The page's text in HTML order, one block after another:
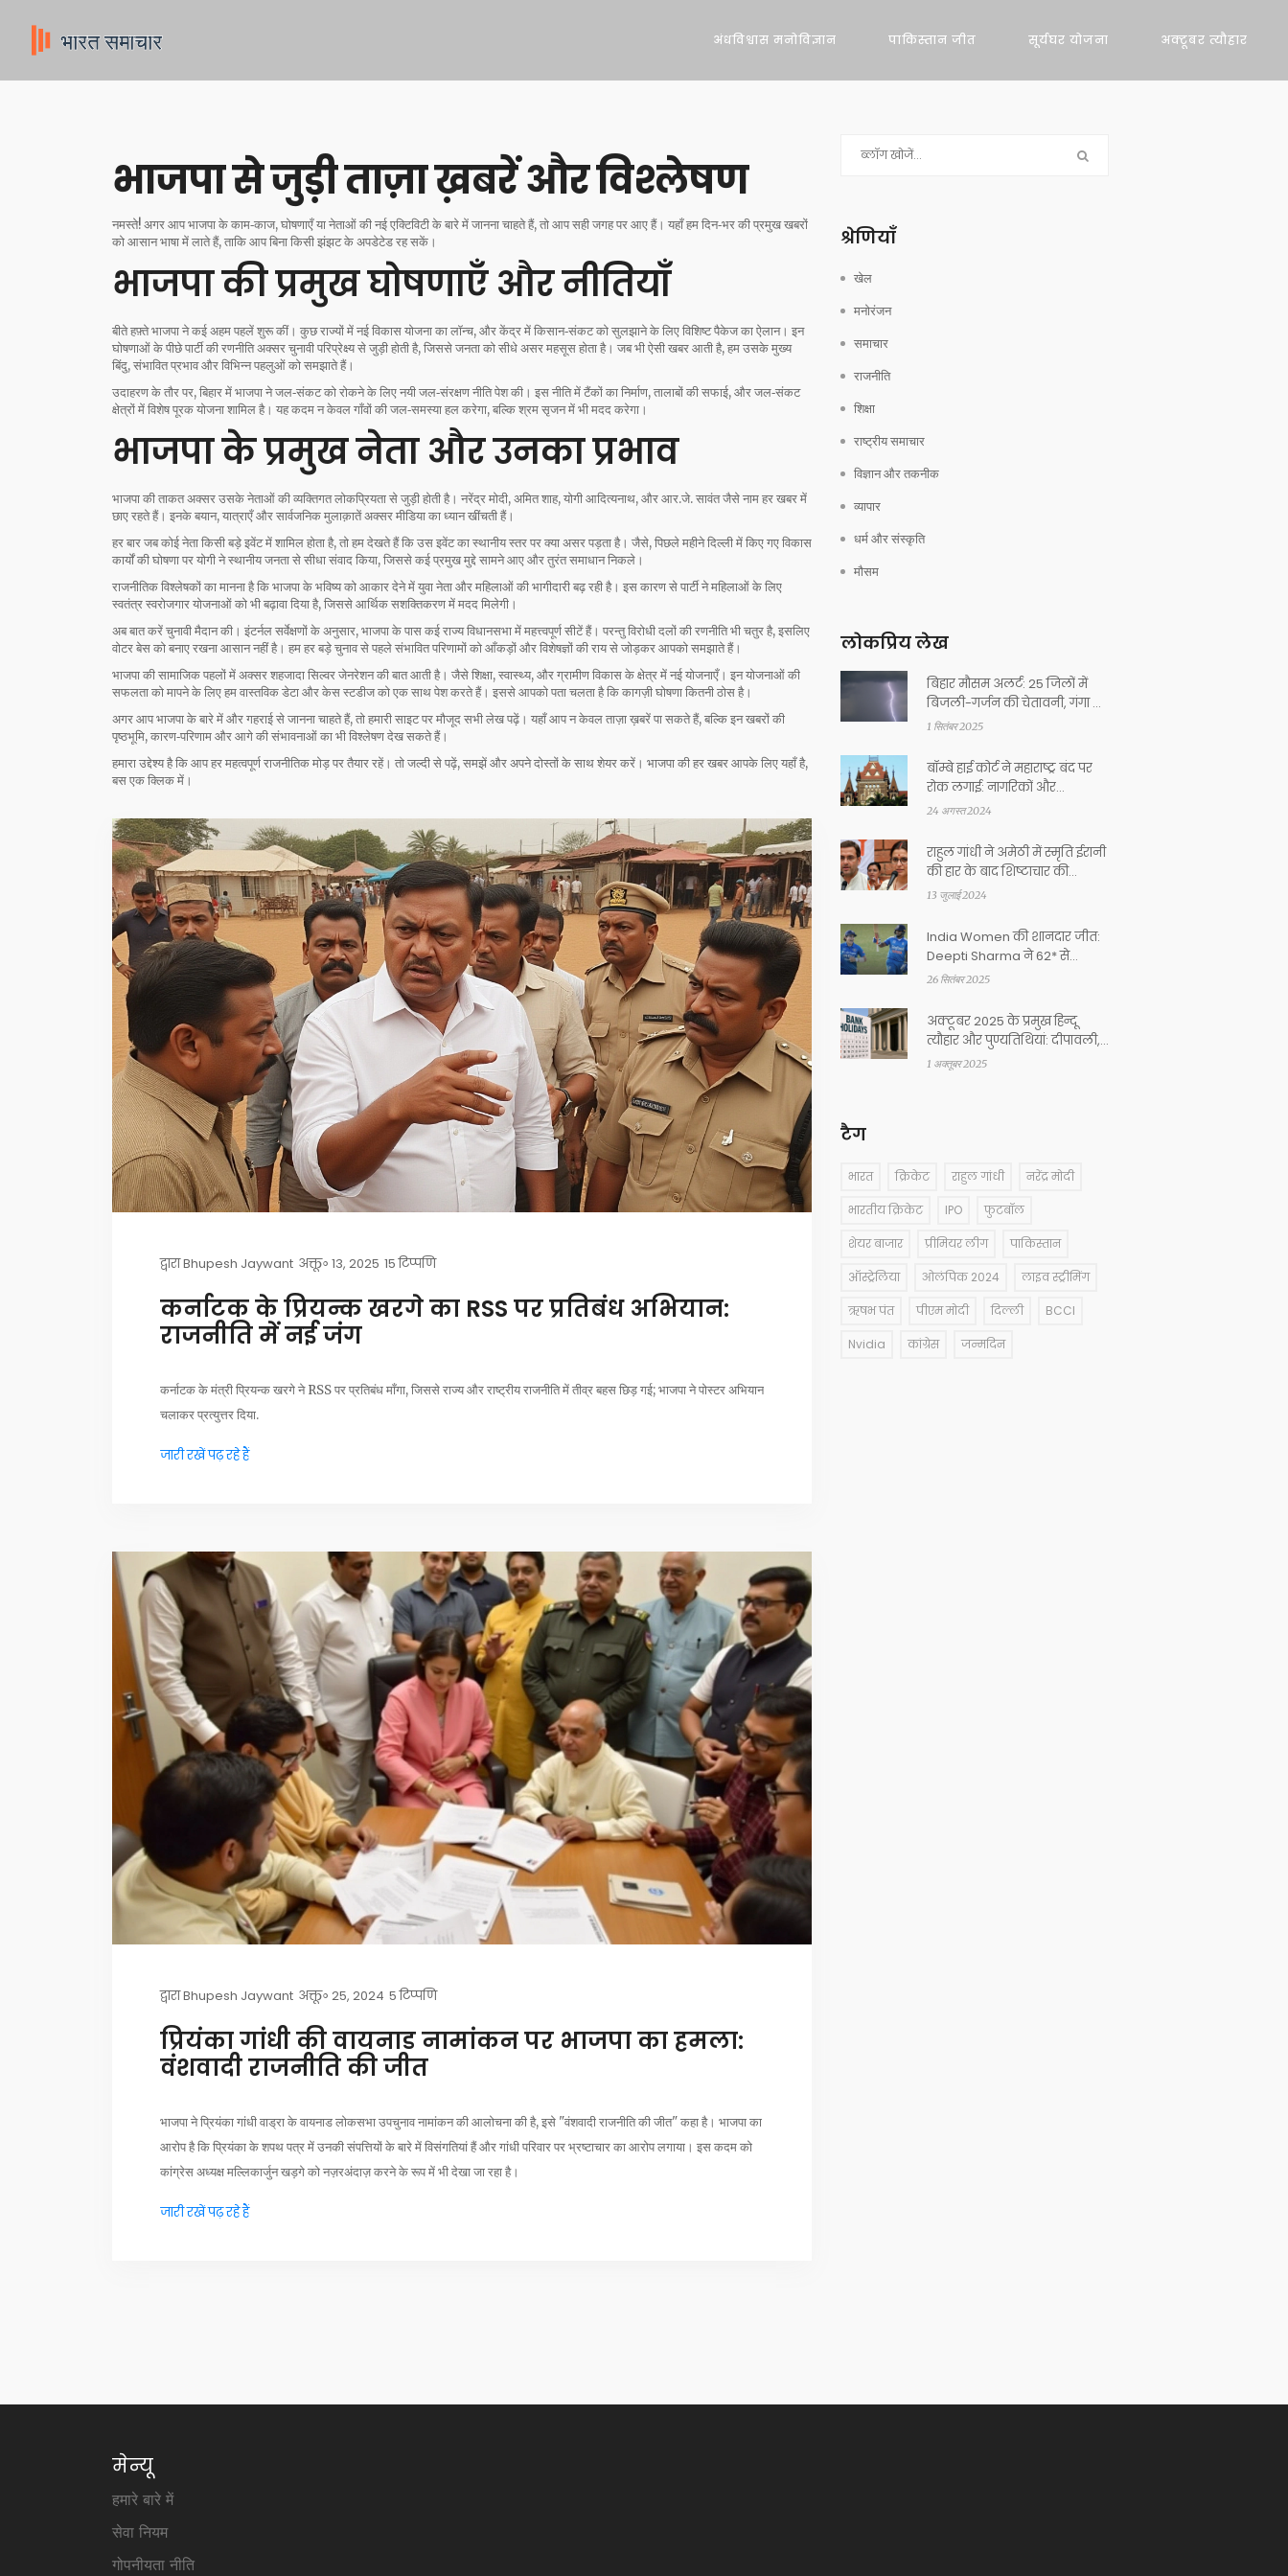
अंधविश्वास मनोविज्ञान पाकिस्तान जीत सूर्यघर योजना अक्टूबर त्यौहार
भाजपा से जुड़ी ताज़ा ख़बरें और विश्लेषण
नमस्ते! अगर आप भाजपा के काम‑काज, घोषणाएँ या नेताओं की नई एक्टिविटी के बारे में जानना चाहते हैं, तो आप सही जगह पर आए हैं। यहाँ हम दिन‑भर की प्रमुख खबरों
को आसान भाषा में लाते हैं, ताकि आप बिना किसी झंझट के अपडेटेड रह सकें।
भाजपा की प्रमुख घोषणाएँ और नीतियाँ
बीते हफ़्ते भाजपा ने कई अहम पहलें शुरू कीं। कुछ राज्यों में नई विकास योजना का लॉन्च, और केंद्र में किसान‑संकट को सुलझाने के लिए विशिष्ट पैकेज का ऐलान। इन
घोषणाओं के पीछे पार्टी की रणनीति अक्सर चुनावी परिप्रेक्ष्य से जुड़ी होती है, जिससे जनता को सीधे असर महसूस होता है। जब भी ऐसी खबर आती है, हम उसके मुख्य
बिंदु, संभावित प्रभाव और विभिन्न पहलुओं को समझाते हैं।
उदाहरण के तौर पर, बिहार में भाजपा ने जल‑संकट को रोकने के लिए नयी जल‑संरक्षण नीति पेश की। इस नीति में टैंकों का निर्माण, तालाबों की सफाई, और जल‑संकट
क्षेत्रों में विशेष पूरक योजना शामिल है। यह कदम न केवल गाँवों की जल‑समस्या हल करेगा, बल्कि श्रम सृजन में भी मदद करेगा।
भाजपा के प्रमुख नेता और उनका प्रभाव
भाजपा की ताकत अक्सर उसके नेताओं की व्यक्तिगत लोकप्रियता से जुड़ी होती है। नरेंद्र मोदी, अमित शाह, योगी आदित्यनाथ, और आर.जे. सावंत जैसे नाम हर खबर में
छाए रहते हैं। इनके बयान, यात्राएँ और सार्वजनिक मुलाक़ातें अक्सर मीडिया का ध्यान खींचती हैं।
हर बार जब कोई नेता किसी बड़े इवेंट में शामिल होता है, तो हम देखते हैं कि उस इवेंट का स्थानीय स्तर पर क्या असर पड़ता है। जैसे, पिछले महीने दिल्ली में किए गए विकास
कार्यों की घोषणा पर योगी ने स्थानीय जनता से सीधा संवाद किया, जिससे कई प्रमुख मुद्दे सामने आए और तुरंत समाधान निकले।
राजनीतिक विश्लेषकों का मानना है कि भाजपा के भविष्य को आकार देने में युवा नेता और महिलाओं की भागीदारी बढ़ रही है। इस कारण से पार्टी ने महिलाओं के लिए
स्वतंत्र स्वरोजगार योजनाओं को भी बढ़ावा दिया है, जिससे आर्थिक सशक्तिकरण में मदद मिलेगी।
अब बात करें चुनावी मैदान की। इंटर्नल सर्वेक्षणों के अनुसार, भाजपा के पास कई राज्य विधानसभा में महत्त्वपूर्ण सीटें हैं। परन्तु विरोधी दलों की रणनीति भी चतुर है, इसलिए
वोटर बेस को बनाए रखना आसान नहीं है। हम हर बड़े चुनाव से पहले संभावित परिणामों को आँकड़ों और विशेषज्ञों की राय से जोड़कर आपको समझाते हैं।
भाजपा की सामाजिक पहलों में अक्सर शहजादा सिल्वर जेनरेशन की बात आती है। जैसे शिक्षा, स्वास्थ्य, और ग्रामीण विकास के क्षेत्र में नई योजनाएँ। इन योजनाओं की
सफलता को मापने के लिए हम वास्तविक डेटा और केस स्टडीज को एक साथ पेश करते हैं। इससे आपको पता चलता है कि कागज़ी घोषणा कितनी ठोस है।
अगर आप भाजपा के बारे में और गहराई से जानना चाहते हैं, तो हमारी साइट पर मौजूद सभी लेख पढ़ें। यहाँ आप न केवल ताज़ा ख़बरें पा सकते हैं, बल्कि इन खबरों की
पृष्ठभूमि, कारण‑परिणाम और आगे की संभावनाओं का भी विश्लेषण देख सकते हैं।
हमारा उद्देश्य है कि आप हर महत्वपूर्ण राजनीतिक मोड़ पर तैयार रहें। तो जल्‍दी से पढ़ें, समझें और अपने दोस्तों के साथ शेयर करें। भाजपा की हर खबर आपके लिए यहाँ है,
बस एक क्लिक में।
द्वाराBhupesh Jaywant अक्तू॰ 13, 2025 15 टिप्पणि
कर्नाटक के प्रियन्क खरगे का RSS पर प्रतिबंध अभियान:
राजनीति में नई जंग
कर्नाटक के मंत्री प्रियन्क खरगे ने RSS पर प्रतिबंध माँगा, जिससे राज्य और राष्ट्रीय राजनीति में तीव्र बहस छिड़ गई; भाजपा ने पोस्टर अभियान
चलाकर प्रत्युत्तर दिया.
जारी रखें पढ़ रहे हैं
द्वाराBhupesh Jaywant अक्तू॰ 25, 2024 5 टिप्पणि
प्रियंका गांधी की वायनाड नामांकन पर भाजपा का हमला:
वंशवादी राजनीति की जीत
भाजपा ने प्रियंका गांधी वाड्रा के वायनाड लोकसभा उपचुनाव नामांकन की आलोचना की है, इसे "वंशवादी राजनीति की जीत" कहा है। भाजपा का
आरोप है कि प्रियंका के शपथ पत्र में उनकी संपत्तियों के बारे में विसंगतियां हैं और गांधी परिवार पर भ्रष्टाचार का आरोप लगाया। इस कदम को
कांग्रेस अध्यक्ष मल्लिकार्जुन खड़गे को नज़रअंदाज़ करने के रूप में भी देखा जा रहा है।
जारी रखें पढ़ रहे हैं
श्रेणियाँ
खेल
मनोरंजन
समाचार
राजनीति
शिक्षा
राष्ट्रीय समाचार
विज्ञान और तकनीक
व्यापार
धर्म और संस्कृति
मौसम
लोकप्रिय लेख
बिहार मौसम अलर्ट: 25 जिलों में
बिजली-गर्जन की चेतावनी, गंगा का
जलस्तर खतरे के पार
1 सितंबर 2025
बॉम्बे हाई कोर्ट ने महाराष्ट्र बंद पर
रोक लगाई: नागरिकों और
अर्थव्यवस्था के संरक्षण हेतु आदेश
24 अगस्त 2024
राहुल गांधी ने अमेठी में स्मृति ईरानी
की हार के बाद शिष्टाचार की
ललकार की
13 जुलाई 2024
India Women की शानदार जीत:
Deepti Sharma ने 62* से
England को ध्वस्त किया
26 सितंबर 2025
अक्टूबर 2025 के प्रमुख हिन्दू
त्यौहार और पुण्यतिथियां: दीपावली,
छठ, करवा चौथ का विस्तार
1 अक्तूबर 2025
टैग
भारत क्रिकेट राहुल गांधी नरेंद्र मोदी
भारतीय क्रिकेट IPO फुटबॉल
शेयर बाजार प्रीमियर लीग पाकिस्तान
ऑस्ट्रेलिया ओलंपिक 2024 लाइव स्ट्रीमिंग
ऋषभ पंत पीएम मोदी दिल्ली BCCI
Nvidia कांग्रेस जन्मदिन
मेन्यू
हमारे बारे में
सेवा नियम
गोपनीयता नीति